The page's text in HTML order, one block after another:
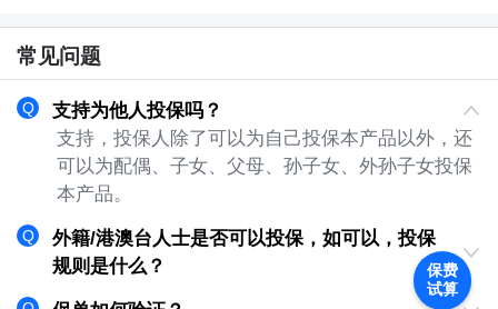
常见问题
支持为他人投保吗？
支持，投保人除了可以为自己投保本产品以外，还
可以为配偶、子女、父母、孙子女、外孙子女投保
本产品。
外籍/港澳台人士是否可以投保，如可以，投保
规则是什么？
保费
试算